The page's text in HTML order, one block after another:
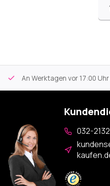
An Werktagen vor 17:00
032-